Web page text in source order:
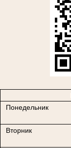
Понедельник
Вторник